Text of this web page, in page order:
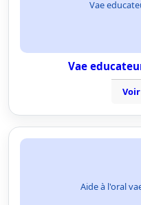
Vae
Vae
Aide à l'oral